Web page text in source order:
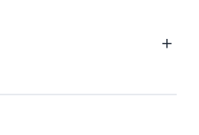
до разгрузки на объекте.
доставляем
консольные и модульные
удобно,